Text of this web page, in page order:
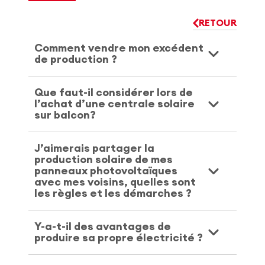
RETOUR
Comment vendre mon excédent
de production ?
Que faut-il considérer lors de
l’achat d’une centrale solaire
sur balcon?
J’aimerais partager la
production solaire de mes
panneaux photovoltaïques
avec mes voisins, quelles sont
les règles et les démarches ?
Y-a-t-il des avantages de
produire sa propre électricité ?